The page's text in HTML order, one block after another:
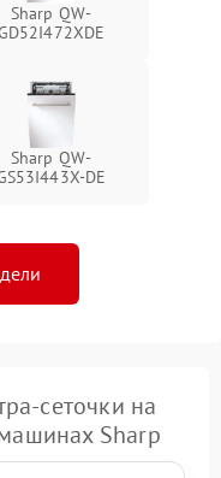
Sharp QW-
Sharp QW-
DE
сеточки на
Sharp